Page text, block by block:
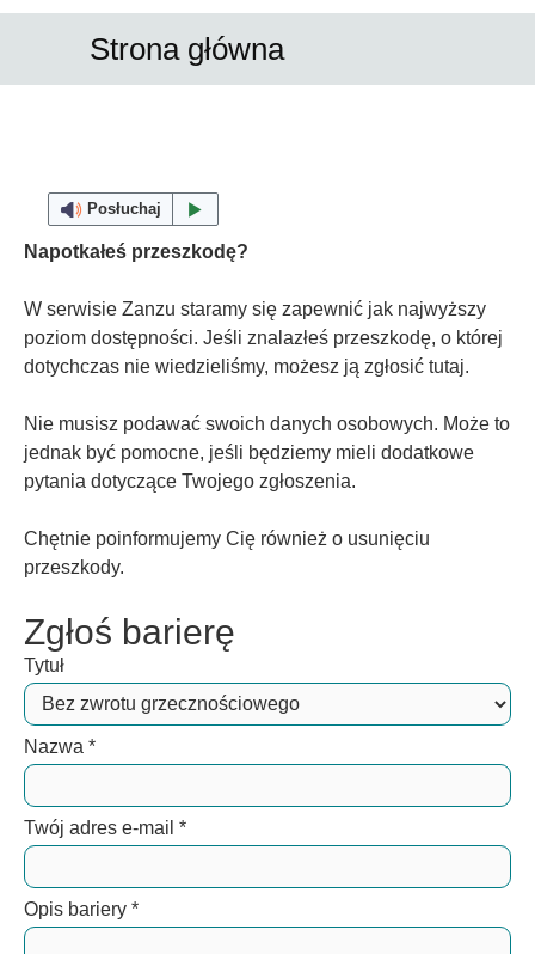
Strona główna
Posłuchaj
Napotkałeś przeszkodę?
W serwisie Zanzu staramy się zapewnić jak najwyższy
poziom dostępności. Jeśli znalazłeś przeszkodę, o której
dotychczas nie wiedzieliśmy, możesz ją zgłosić tutaj.
Nie musisz podawać swoich danych osobowych. Może to
jednak być pomocne, jeśli będziemy mieli dodatkowe
pytania dotyczące Twojego zgłoszenia.
Chętnie poinformujemy Cię również o usunięciu
przeszkody.
Zgłoś barierę
Tytuł
Nazwa *
Twój adres e-mail *
Opis bariery *